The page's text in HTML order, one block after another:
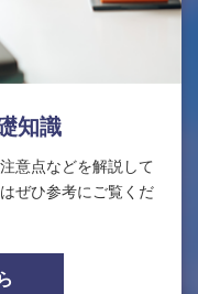
知識
意点などを解説して
ぜひ参考にご覧くだ